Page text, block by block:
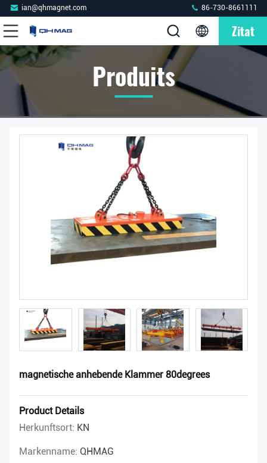
ian@qhmagnet.com 86-730-8661111
Zitat
Produits
magnetische anhebende Klammer 80degrees
Product Details
Herkunftsort: KN
Markenname: QHMAG